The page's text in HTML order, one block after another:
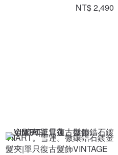
NT$ 2,490
VIIART。雪蓮。微鑲鋯石鍍金
髮夾|單只復古髮飾VINTAGE